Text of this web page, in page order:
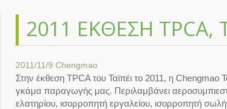
2011 ΈΚΘΕΣΗ TPCA,
2011/11/9 Chengmao
Στην έκθεση TPCA του Ταϊπέι το 2011, η
γκάμα παραγωγής μας. Περιλαμβάνει
ελατηρίου, ισορροπητή εργαλείου, ισορροπητή